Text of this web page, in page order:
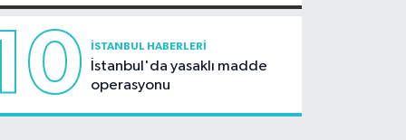
İSTANBUL HABERLERI
İstanbul'da yasaklı madde
operasyonu